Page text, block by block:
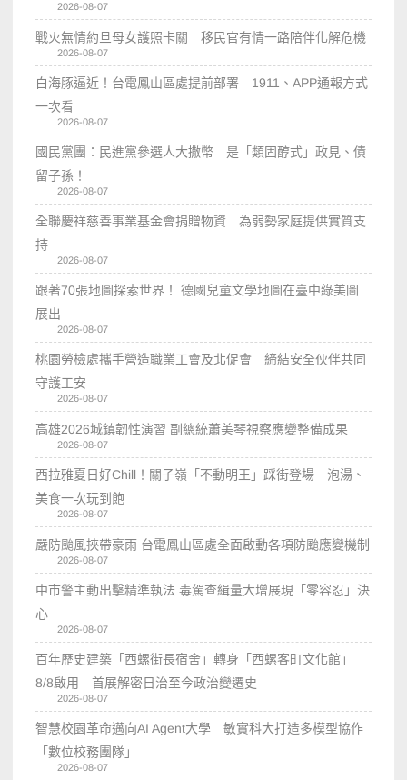
2026-08-07
戰火無情約旦母女護照卡關 移民官有情一路陪伴化解危機
2026-08-07
白海豚逼近！台電鳳山區處提前部署 1911、APP通報方式
一次看
2026-08-07
國民黨團：民進黨參選人大撒幣 是「類固醇式」政見、債
留子孫！
2026-08-07
全聯慶祥慈善事業基金會捐贈物資 為弱勢家庭提供實質支
持
2026-08-07
跟著70張地圖探索世界！ 德國兒童文學地圖在臺中綠美圖
展出
2026-08-07
桃園勞檢處攜手營造職業工會及北促會 締結安全伙伴共同
守護工安
2026-08-07
高雄2026城鎮韌性演習 副總統蕭美琴視察應變整備成果
2026-08-07
西拉雅夏日好Chill！關子嶺「不動明王」踩街登場 泡湯、
美食一次玩到飽
2026-08-07
嚴防颱風挾帶豪雨 台電鳳山區處全面啟動各項防颱應變機制
2026-08-07
中市警主動出擊精準執法 毒駕查緝量大增展現「零容忍」決
心
2026-08-07
百年歷史建築「西螺街長宿舍」轉身「西螺客町文化館」
8/8啟用 首展解密日治至今政治變遷史
2026-08-07
智慧校園革命邁向AI Agent大學 敏實科大打造多模型協作
「數位校務團隊」
2026-08-07